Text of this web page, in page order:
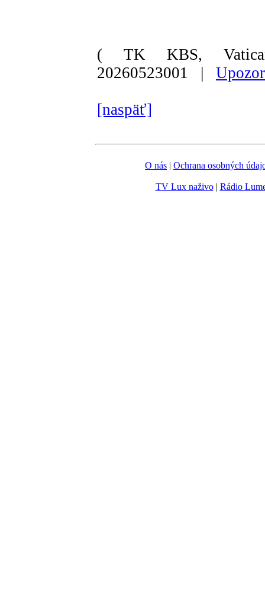
( TK KBS,
20260523001 |
[naspäť]
O nás | Ochrana osobných
TV Lux naživo| Rádio